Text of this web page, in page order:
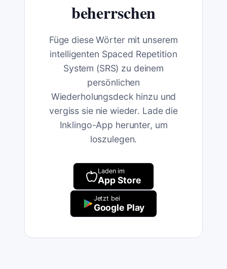
beherrschen
Füge diese Wörter mit unserem
intelligenten Spaced Repetition
System (SRS) zu deinem
persönlichen
Wiederholungsdeck hinzu und
vergiss sie nie wieder. Lade die
Inklingo-App herunter, um
loszulegen.
Laden im
App Store
Jetzt bei
Google Play